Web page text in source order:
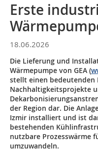
Erste
18.06.2026
Die Lieferung und
Wärmepumpe von GEA (
stellt einen bedeutenden
Nachhaltigkeitsprojekte
der Region dar. Die
Izmir installiert und ist
bestehenden
nutzbare Prozesswärme
umzuwandeln.